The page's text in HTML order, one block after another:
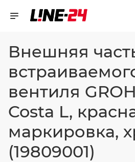
Внешняя
вентиля
Costa L,
маркировка,
(19809001)